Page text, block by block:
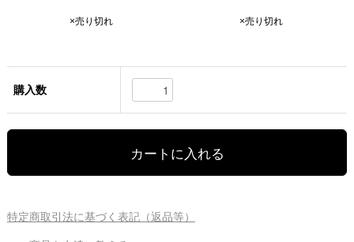
×売り切れ ×売り切れ
購入数
特定商取引法に基づく表記（返品等）